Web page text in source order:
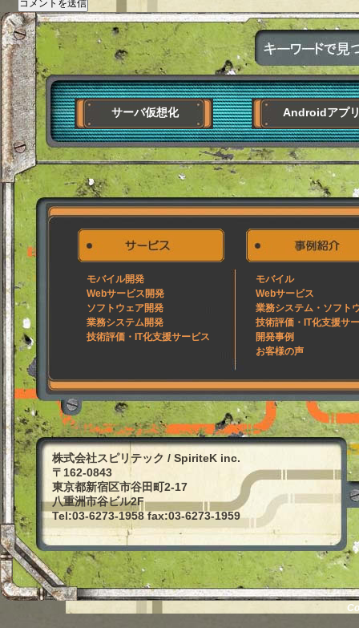
サーバ仮想化 Androidアプ
モバイル開発
Webサービス開発
ソフトウェア開発
業務システム開発
技術評価・IT化支援サービス
モバイル
Webサービス
業務システム・ソフト
技術評価・IT化支援サ
開発事例
お客様の声
株式会社スピリテック / SpiriteK inc.
〒162-0843
東京都新宿区市谷田町2-17
八重洲市谷ビル2F
Tel:03-6273-1958 fax:03-6273-1959